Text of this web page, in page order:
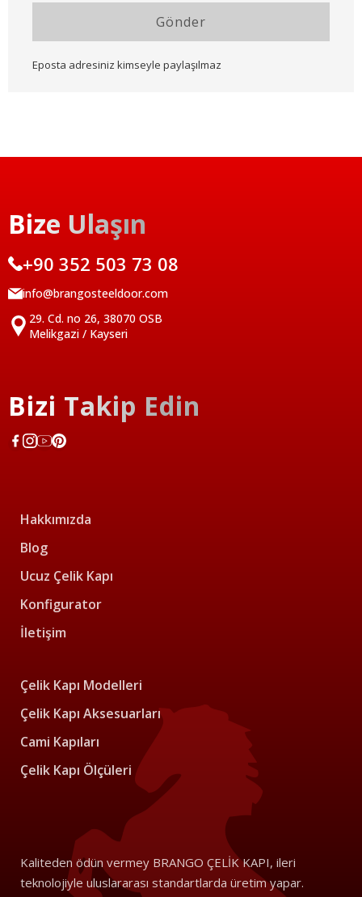
Gönder
Eposta adresiniz kimseyle paylaşılmaz
Bize Ulaşın
+90 352 503 73 08
info@brangosteeldoor.com
29. Cd. no 26, 38070 OSB
Melikgazi / Kayseri
Bizi Takip Edin
Hakkımızda
Blog
Ucuz Çelik Kapı
Konfigurator
İletişim
Çelik Kapı Modelleri
Çelik Kapı Aksesuarları
Cami Kapıları
Çelik Kapı Ölçüleri
Kaliteden ödün vermey BRANGO ÇELİK KAPI, ileri
teknolojiyle uluslararası standartlarda üretim yapar.